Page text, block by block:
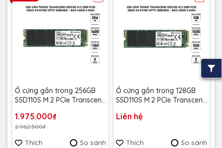
Ổ cứng gắn trong 256GB
SSD110S M.2 PCIe Transcend
5 năm
1.975.000₫
2.962.500₫
Thích So sánh
Ổ cứng gắn trong 128GB
SSD110S M.2 PCIe Transcend
5 năm
Liên hệ
Thích So sánh